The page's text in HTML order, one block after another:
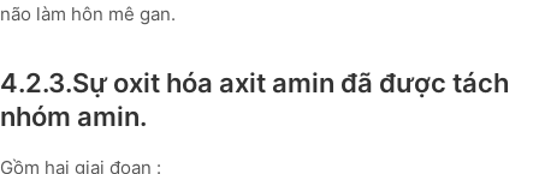
não làm hôn mê gan.
4.2.3.Sự oxit hóa axit amin đã được tách
nhóm amin.
Gồm hai giai đoạn :